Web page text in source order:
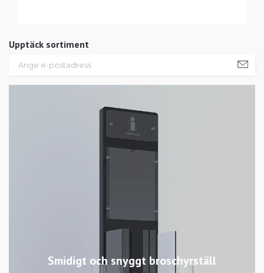
Upptäck sortiment
Smidigt och snyggt broschyrställ